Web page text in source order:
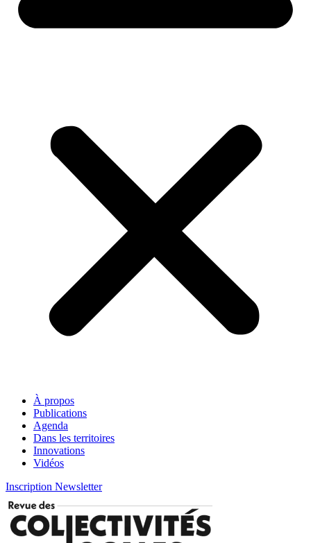
À propos
Publications
Agenda
Dans les territoires
Innovations
Vidéos
Inscription Newsletter